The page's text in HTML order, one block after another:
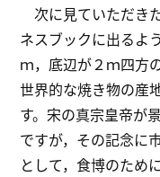
次に見ていただき
ネスブックに出るよ
ｍ，底辺が２ｍ四方
世界的な焼き物の産
す。宋の真宗皇帝が
ですが，その記念に
として，食博のため